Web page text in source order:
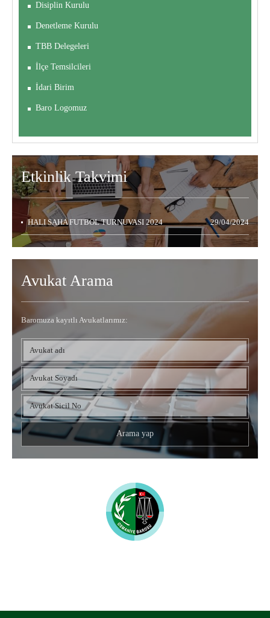
Disiplin Kurulu
Denetleme Kurulu
TBB Delegeleri
İlçe Temsilcileri
İdari Birim
Baro Logomuz
EtkinlikTakvimi
29/04/2024
HALI SAHA FUTBOL TURNUVASI 2024
Avukat Arama
Baromuza kayıtlı Avukatlarımız: